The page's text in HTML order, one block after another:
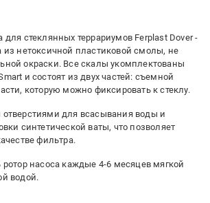
для стеклянных террариумов Ferplast Dover -
из нетоксичной пластиковой смолы, не
окраски. Все скалы укомплектованы
и состоят из двух частей: съемной
которую можно фиксировать к стеклу.
для всасывания воды и
синтетической ваты, что позволяет
фильтра.
ротор насоса каждые 4-6 месяцев мягкой
водой.